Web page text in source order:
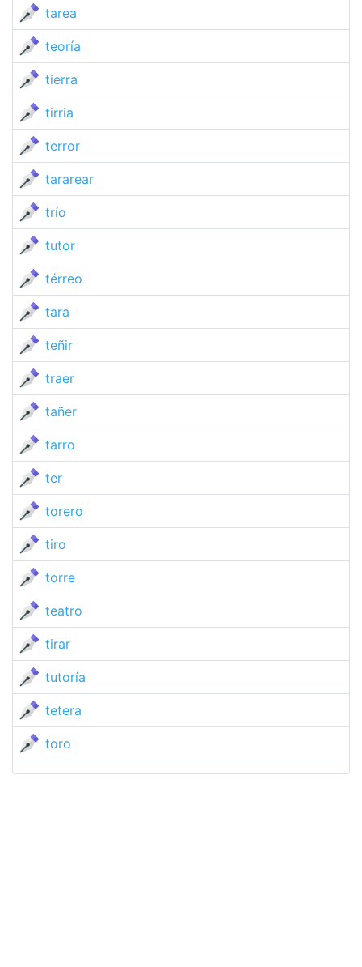
tarea
teoría
tierra
tirria
terror
tararear
trío
tutor
térreo
tara
teñir
traer
tañer
tarro
ter
torero
tiro
torre
teatro
tirar
tutoría
tetera
toro